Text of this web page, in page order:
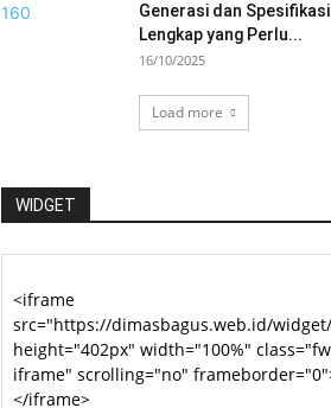
Generasi dan Spesifikasi
Lengkap yang Perlu...
16/10/2025
Load more
WIDGET